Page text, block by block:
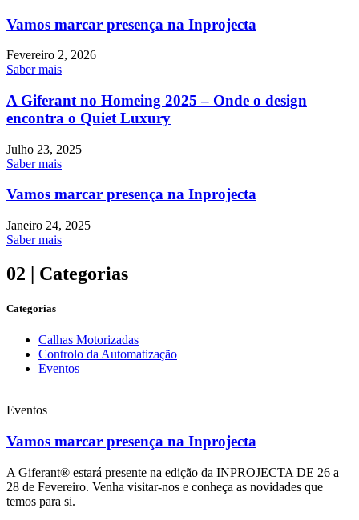
Vamos marcar presença na Inprojecta
Fevereiro 2, 2026
Saber mais
A Giferant no Homeing 2025 – Onde o design
encontra o Quiet Luxury
Julho 23, 2025
Saber mais
Vamos marcar presença na Inprojecta
Janeiro 24, 2025
Saber mais
02 | Categorias
Categorias
Calhas Motorizadas
Controlo da Automatização
Eventos
Eventos
Vamos marcar presença na Inprojecta
A Giferant® estará presente na edição da INPROJECTA DE 26 a
28 de Fevereiro. Venha visitar-nos e conheça as novidades que
temos para si.